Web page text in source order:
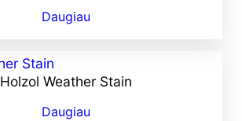
Daugiau
Holzol Weather Stain
Daugiau